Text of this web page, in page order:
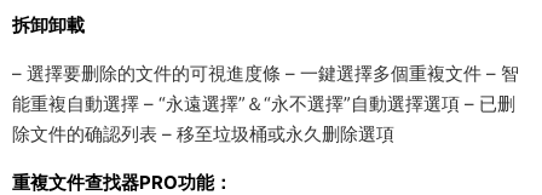
拆卸卸載
– 選擇要删除的文件的可視進度條 – 一鍵選擇多個重複文件 – 智
能重複自動選擇 – “永遠選擇”＆“永不選擇”自動選擇選項 – 已删
除文件的确認列表 – 移至垃圾桶或永久删除選項
重複文件查找器PRO功能：